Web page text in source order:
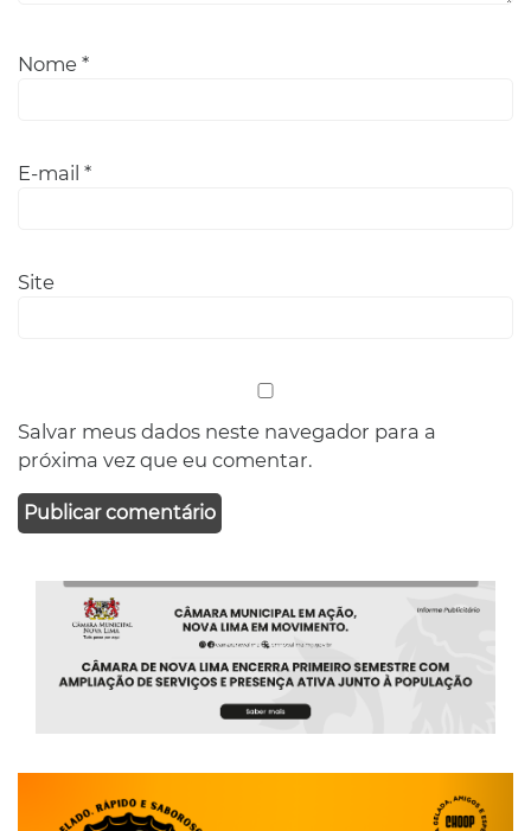
Nome *
E-mail *
Site
Salvar meus dados neste navegador para a
próxima vez que eu comentar.